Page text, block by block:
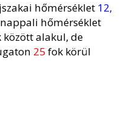
hőmérséklet 12,
hőmérséklet
között alakul, de
25 fok körül